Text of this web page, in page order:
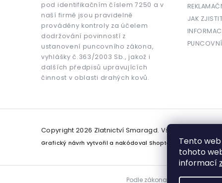
Tento
tohoto
informací
pod identifikačním číslem 7250 a v
naší firmě jsou pravidelně
prováděny kontroly za účelem
dodržování povinností z
ustanovení puncovního zákona,
vyhlášky č.363/2003 Sb., jakož i
dalších předpisů upravujících
činnost v oblasti drahých kovů.
JAK
Copyright 2026 Zlatnictví Smaragd. Všechna práva
Grafický návrh vytvořil a nakódoval Shoptetak.cz
Podle zákona o evidenci tržeb